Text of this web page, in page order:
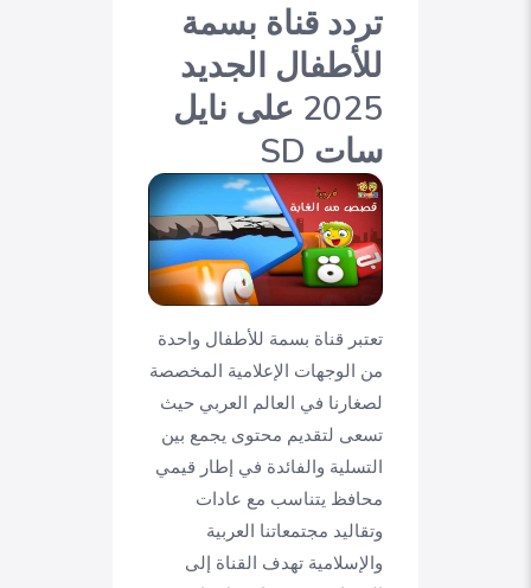
تردد قناة بسمة
للأطفال الجديد
2025 على نايل
سات SD
تعتبر قناة بسمة للأطفال واحدة
من الوجهات الإعلامية المخصصة
لصغارنا في العالم العربي حيث
تسعى لتقديم محتوى يجمع بين
التسلية والفائدة في إطار قيمي
محافظ يتناسب مع عادات
وتقاليد مجتمعاتنا العربية
والإسلامية تهدف القناة إلى